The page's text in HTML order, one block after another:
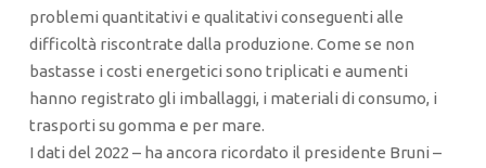
problemi quantitativi e qualitativi conseguenti alle
difficoltà riscontrate dalla produzione. Come se non
bastasse i costi energetici sono triplicati e aumenti
hanno registrato gli imballaggi, i materiali di consumo, i
trasporti su gomma e per mare.
I dati del 2022 – ha ancora ricordato il presidente Bruni –